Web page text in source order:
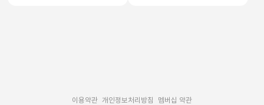
이용약관 개인정보처리방침 멤버십 약관